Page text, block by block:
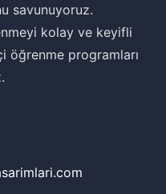
savunuyoruz.
kolay ve keyifli
öğrenme programları